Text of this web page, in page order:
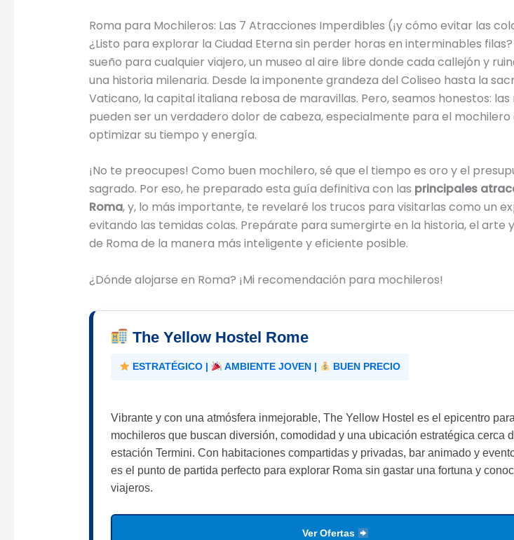
Roma para Mochileros: Las 7 Atracciones Imperdibles (¡y cómo evitar las
¿Listo para explorar la Ciudad Eterna sin perder horas en interminables filas?
sueño para cualquier viajero, un museo al aire libre donde cada callejón y
una historia milenaria. Desde la imponente grandeza del Coliseo hasta la
Vaticano, la capital italiana rebosa de maravillas. Pero, seamos honestos:
pueden ser un verdadero dolor de cabeza, especialmente para el mochilero
optimizar su tiempo y energía.
¡No te preocupes! Como buen mochilero, sé que el tiempo es oro y el
sagrado. Por eso, he preparado esta guía definitiva con las principales
Roma, y, lo más importante, te revelaré los trucos para visitarlas como un
evitando las temidas colas. Prepárate para sumergirte en la historia, el arte
de Roma de la manera más inteligente y eficiente posible.
¿Dónde alojarse en Roma? ¡Mi recomendación para mochileros!
The Yellow Hostel Rome
ESTRATÉGICO | AMBIENTE JOVEN | BUEN PRECIO
Vibrante y con una atmósfera inmejorable, The Yellow Hostel es el epicentro para
mochileros que buscan diversión, comodidad y una ubicación estratégica cerca
estación Termini. Con habitaciones compartidas y privadas, bar animado y
es el punto de partida perfecto para explorar Roma sin gastar una fortuna y
viajeros.
Ver Ofertas